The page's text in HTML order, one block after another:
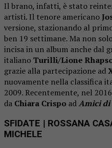
Il brano, infatti, è stato
artisti. Il tenore americano
versione, stazionando al
ben 19 settimane. Ma non
incisa in un album anche dal
italiano Turilli/Lione
grazie alla partecipazione ad
nuovamente nella classifica
2009. Recentemente, nel
da Chiara Crispo adAmici di
SFIDATE | ROSSANA
MICHELE